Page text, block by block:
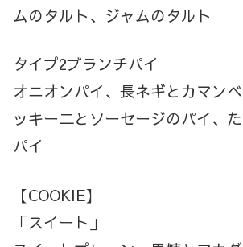
ムのタルト、ジャムのタルト
タイプ2ブランチパイ
オニオンパイ、長ネギとカマン
ッキー二とソーセージのパイ、
パイ
【COOKIE】
「スイート」